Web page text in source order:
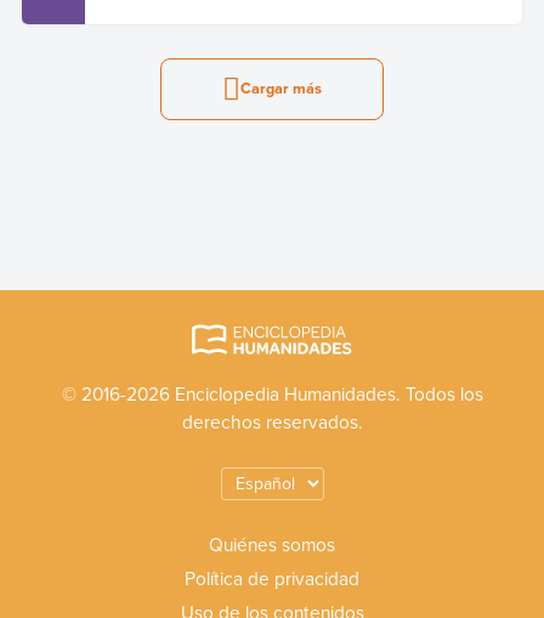
Cargar más
© 2016-2026 Enciclopedia Humanidades. Todos los
derechos reservados.
Quiénes somos
Política de privacidad
Uso de los contenidos